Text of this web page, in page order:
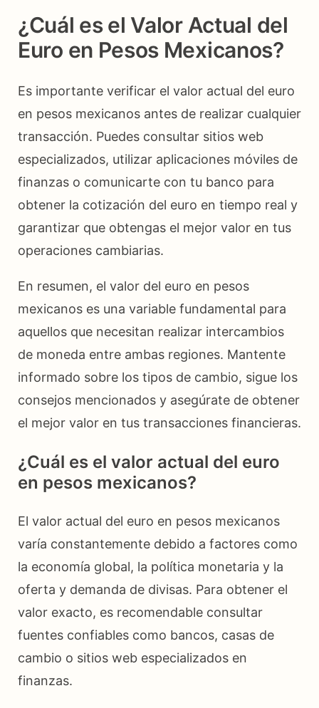
¿Cuál es el Valor Actual del
Euro en Pesos Mexicanos?
Es importante verificar el valor actual del euro
en pesos mexicanos antes de realizar cualquier
transacción. Puedes consultar sitios web
especializados, utilizar aplicaciones móviles de
finanzas o comunicarte con tu banco para
obtener la cotización del euro en tiempo real y
garantizar que obtengas el mejor valor en tus
operaciones cambiarias.
En resumen, el valor del euro en pesos
mexicanos es una variable fundamental para
aquellos que necesitan realizar intercambios
de moneda entre ambas regiones. Mantente
informado sobre los tipos de cambio, sigue los
consejos mencionados y asegúrate de obtener
el mejor valor en tus transacciones financieras.
¿Cuál es el valor actual del euro
en pesos mexicanos?
El valor actual del euro en pesos mexicanos
varía constantemente debido a factores como
la economía global, la política monetaria y la
oferta y demanda de divisas. Para obtener el
valor exacto, es recomendable consultar
fuentes confiables como bancos, casas de
cambio o sitios web especializados en
finanzas.